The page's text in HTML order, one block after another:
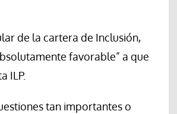
de la cartera de Inclusión,
favorable” a que
ILP.
tan importantes o
“Aquí se está defendiendo la
democracia” afirma Roberto
Saviano ante la comunidad que
resiste el desalojo de Spin Time